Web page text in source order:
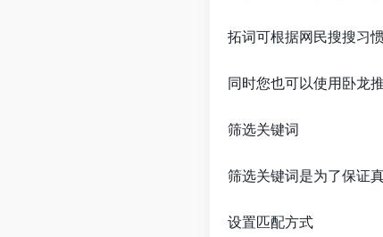
拓词可根据网民搜搜习
同时您也可以使用卧龙
筛选关键词
筛选关键词是为了保证
设置匹配方式